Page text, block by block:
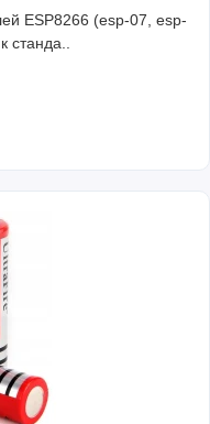
ESP8266 (esp-07, esp-
станда..